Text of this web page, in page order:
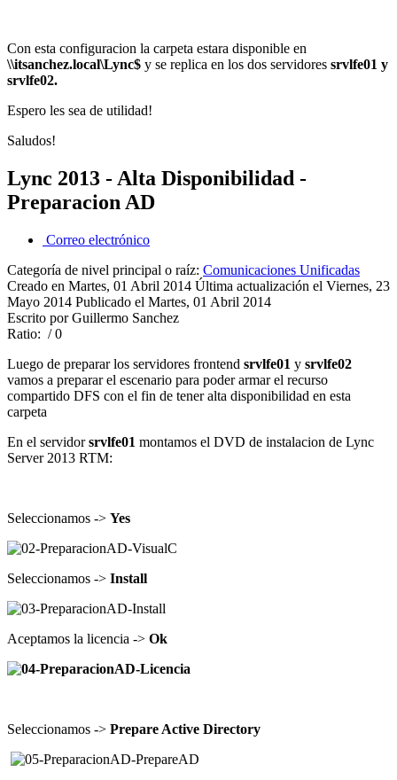
Con esta configuracion la carpeta estara disponible en
\\itsanchez.local\Lync$ y se replica en los dos servidores srvlfe01 y
srvlfe02.
Espero les sea de utilidad!
Saludos!
Lync 2013 - Alta Disponibilidad -
Preparacion AD
Correo electrónico
Categoría de nivel principal o raíz: Comunicaciones Unificadas
Creado en Martes, 01 Abril 2014 Última actualización el Viernes, 23
Mayo 2014 Publicado el Martes, 01 Abril 2014
Escrito por Guillermo Sanchez
Ratio: / 0
Luego de preparar los servidores frontend srvlfe01 y srvlfe02
vamos a preparar el escenario para poder armar el recurso
compartido DFS con el fin de tener alta disponibilidad en esta
carpeta
En el servidorsrvlfe01 montamos el DVD de instalacion de Lync
Server 2013 RTM:
Seleccionamos -> Yes
Seleccionamos -> Install
Aceptamos la licencia -> Ok
Seleccionamos -> Prepare Active Directory